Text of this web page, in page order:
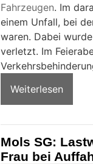
Fahrzeugen. Im
einem Unfall, bei
waren. Dabei
verletzt. Im
Weiterlesen
Mols SG:
Frau bei